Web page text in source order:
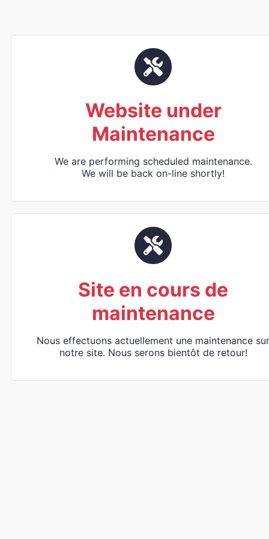
Website under
Maintenance
We are performing scheduled maintenance.
We will be back on-line shortly!
Site en cours de
maintenance
Nous effectuons actuellement une maintenance sur
notre site. Nous serons bientôt de retour!